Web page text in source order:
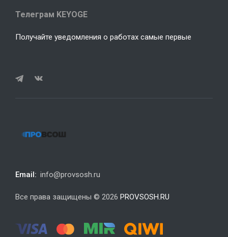
Телеграм KEYOGE
Получайте уведомления о работах самые первые
Email: info@provsosh.ru
Все права защищены © 2026 PROVSOSH.RU